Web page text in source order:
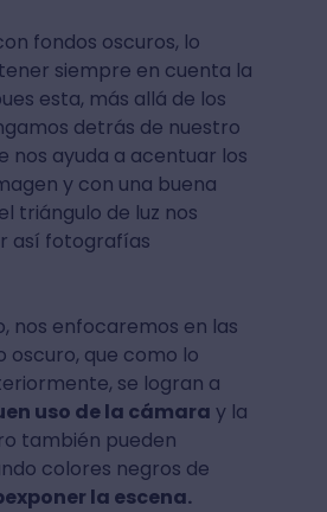
fondos oscuros, lo
siempre en cuenta la
esta, más allá de los
detrás de nuestro
nos ayuda a acentuar los
y con una buena
triángulo de luz nos
así fotografías
nos enfocaremos en las
oscuro, que como lo
se logran a
uso de la cámara y la
también pueden
colores negros de
la escena.